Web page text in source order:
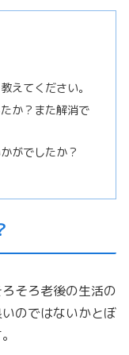
えてください。
か？また解消で
がでしたか？
ろそろ老後の生活の
のではないかとぼ